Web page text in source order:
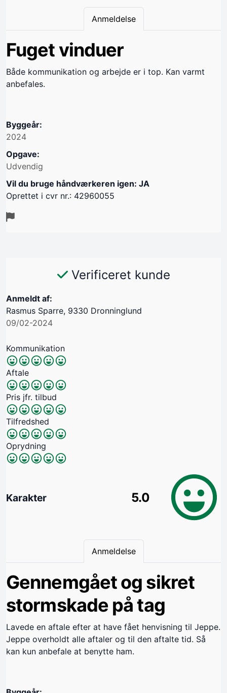
Anmeldelse
Fuget vinduer
Både kommunikation og arbejde er i top. Kan varmt
anbefales.
Byggeår:
2024
Opgave:
Udvendig
Vil du bruge håndværkeren igen: JA
Oprettet i cvr nr.: 42960055
Verificeret kunde
Anmeldt af:
Rasmus Sparre, 9330 Dronninglund
09/02-2024
Kommunikation
Aftale
Pris jfr. tilbud
Tilfredshed
Oprydning
Karakter 5.0
Anmeldelse
Gennemgået og sikret
stormskade på tag
Lavede en aftale efter at have fået henvisning til Jeppe.
Jeppe overholdt alle aftaler og til den aftalte tid. Så
kan kun anbefale at benytte ham.